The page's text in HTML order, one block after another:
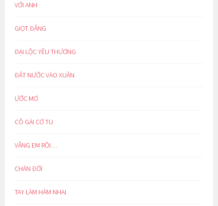
VỚI ANH
GIỌT ĐẮNG
ĐẠI LỘC YÊU THƯƠNG
ĐẤT NƯỚC VÀO XUÂN
ƯỚC MƠ
CÔ GÁI CƠ TU
VẮNG EM RỒI…
CHÁN ĐỜI
TAY LÀM HÀM NHAI